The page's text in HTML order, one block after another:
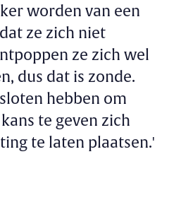
worden van een
ze zich niet
ze zich wel
dus dat is zonde.
hebben om
te geven zich
te laten plaatsen.'